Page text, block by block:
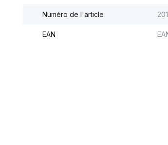
Numéro de l'article
EAN